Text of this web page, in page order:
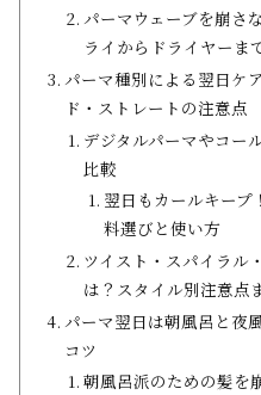
パーマウェーブを崩さ
ライからドライヤーま
パーマ種別による翌日ケ
ド・ストレートの注意点
デジタルパーマやコー
比較
翌日もカールキープ
料選びと使い方
ツイスト・スパイラル
は？スタイル別注意点
パーマ翌日は朝風呂と夜
コツ
朝風呂派のための髪を